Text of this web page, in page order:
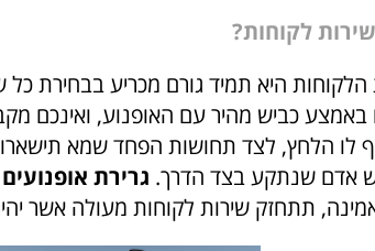
לקוחות?
היא תמיד גורם מכריע בבחירת
כביש מהיר עם האופנוע, ואינכם
לו הלחץ, לצד תחושות הפחד שמא
אדם שנתקע בצד הדרך. גרירת
תתחזק שירות לקוחות מעולה אשר